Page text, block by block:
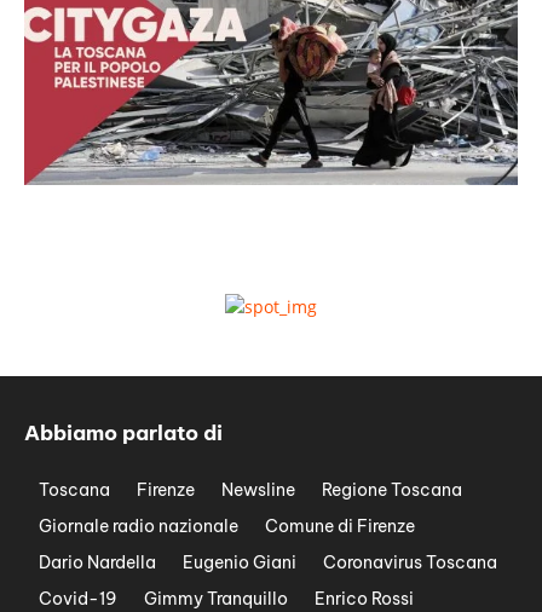
Abbiamo parlato di
Toscana Firenze Newsline
Regione Toscana
Giornale radio nazionale
Comune di Firenze
Dario Nardella
Eugenio Giani
Coronavirus Toscana
Covid-19
Gimmy Tranquillo
Enrico Rossi